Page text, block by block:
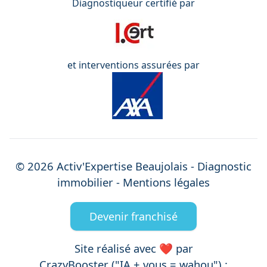
Diagnostiqueur certifié par
et interventions assurées par
© 2026 Activ'Expertise Beaujolais - Diagnostic
immobilier - Mentions légales
Devenir franchisé
Site réalisé avec ❤️ par